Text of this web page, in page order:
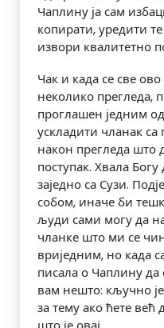
Чаплину ја сам
копирати, уредити
извори квалитетно
Чак и када се све
неколико прегледа,
проглашен једним
ускладити чланак са
након прегледа што
поступак. Хвала
заједно са Сузи.
собом, иначе би
људи сами могу да
чланке што ми се
вриједним, но када
писала о Чаплину
вам нешто: кључно
за тему ако ћете већ